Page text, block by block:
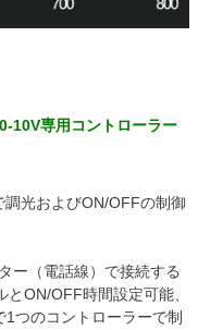
10V専用コントローラー
光およびON/OFFの制御
ー（電話線）で接続する
ON/OFF時間設定可能、
つのコントローラーで制